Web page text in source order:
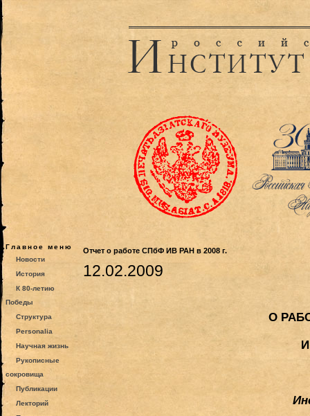
Главное меню
Новости
История
К 80-летию
Победы
Структура
Personalia
Научная жизнь
Рукописные
сокровища
Публикации
Лекторий
Отчет о работе СПбФ ИВ РАН в 2008 г.
12.02.2009
О